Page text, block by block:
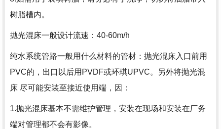
树脂槽内。
抛光混床一般设计流速：40-60m/h
纯水系统管路一般用什么材料的管材：抛光混床入口前用
PVC的，出口以后用PVDF或环琪UPVC。另外将抛光混
床 尽可能安装至接近使用端，因：
1.抛光混床基本不需维护管理，安装在现场和安装在厂务
端对管理都不会有影像。